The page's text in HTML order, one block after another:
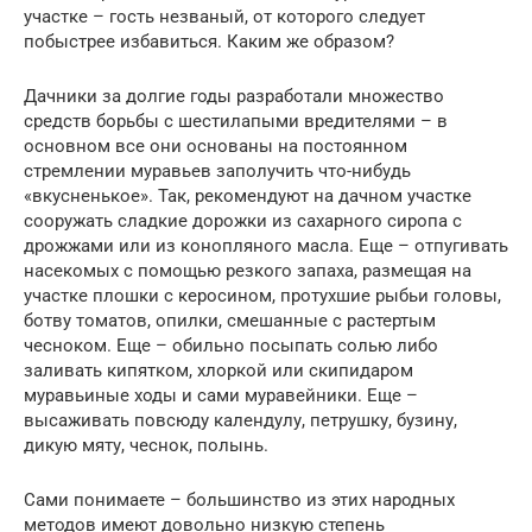
участке – гость незваный, от которого следует
побыстрее избавиться. Каким же образом?
Дачники за долгие годы разработали множество
средств борьбы с шестилапыми вредителями – в
основном все они основаны на постоянном
стремлении муравьев заполучить что-нибудь
«вкусненькое». Так, рекомендуют на дачном участке
сооружать сладкие дорожки из сахарного сиропа с
дрожжами или из конопляного масла. Еще – отпугивать
насекомых с помощью резкого запаха, размещая на
участке плошки с керосином, протухшие рыбьи головы,
ботву томатов, опилки, смешанные с растертым
чесноком. Еще – обильно посыпать солью либо
заливать кипятком, хлоркой или скипидаром
муравьиные ходы и сами муравейники. Еще –
высаживать повсюду календулу, петрушку, бузину,
дикую мяту, чеснок, полынь.
Сами понимаете – большинство из этих народных
методов имеют довольно низкую степень